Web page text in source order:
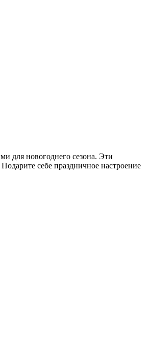
для новогоднего сезона. Эти
себе праздничное настроение